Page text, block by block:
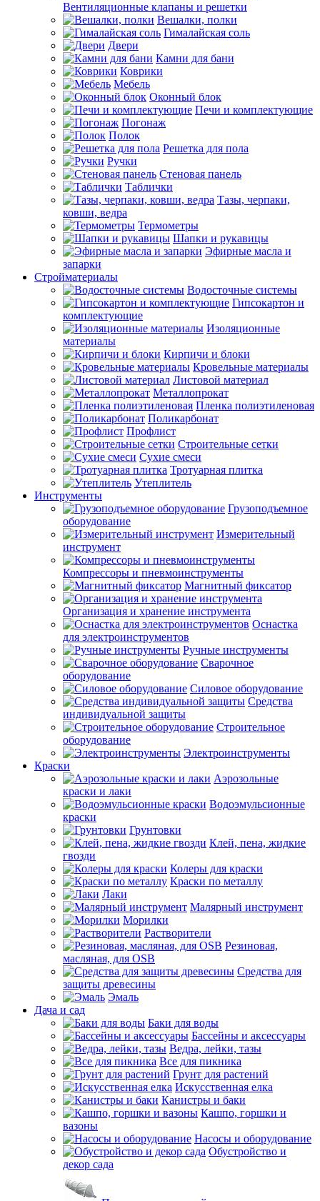
Вентиляционные клапаны и решетки
Вешалки, полки
Гималайская соль
Двери
Камни для бани
Коврики
Мебель
Оконный блок
Печи и комплектующие
Погонаж
Полок
Решетка для пола
Ручки
Стеновая панель
Таблички
Тазы, черпаки,
ковши, ведра
Термометры
Шапки и рукавицы
Эфирные масла и
запарки
Стройматериалы
Водосточные системы
Гипсокартон и
комплектующие
Изоляционные
материалы
Кирпичи и блоки
Кровельные материалы
Листовой материал
Металлопрокат
Пленка полиэтиленовая
Поликарбонат
Профлист
Строительные сетки
Сухие смеси
Тротуарная плитка
Утеплитель
Инструменты
Грузоподъемное
оборудование
Измерительный
инструмент
Компрессоры и пневмоинструменты
Магнитный фиксатор
Организация и хранение инструмента
Оснастка
для электроинструментов
Ручные инструменты
Сварочное
оборудование
Силовое оборудование
Средства
индивидуальной защиты
Строительное
оборудование
Электроинструменты
Краски
Аэрозольные
краски и лаки
Водоэмульсионные
краски
Грунтовки
Клей, пена, жидкие
гвозди
Колеры для краски
Краски по металлу
Лаки
Малярный инструмент
Морилки
Растворители
Резиновая,
масляная, для OSB
Средства для
защиты древесины
Эмаль
Дача и сад
Баки для воды
Бассейны и аксессуары
Ведра, лейки, тазы
Все для пикника
Грунт для растений
Искусственная елка
Канистры и баки
Кашпо, горшки и
вазоны
Насосы и оборудование
Обустройство и
декор сада